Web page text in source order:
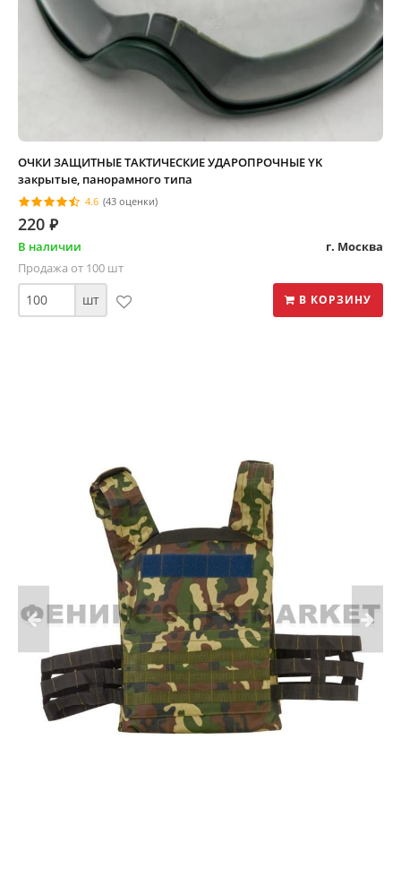
ОЧКИ ЗАЩИТНЫЕ ТАКТИЧЕСКИЕ УДАРОПРОЧНЫЕ YK
закрытые, панорамного типа
4.6 (43 оценки)
220 ⃏
В наличии
г. Москва
Продажа от 100 шт
шт В КОРЗИНУ